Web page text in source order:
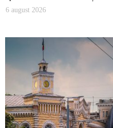
6 august 2026